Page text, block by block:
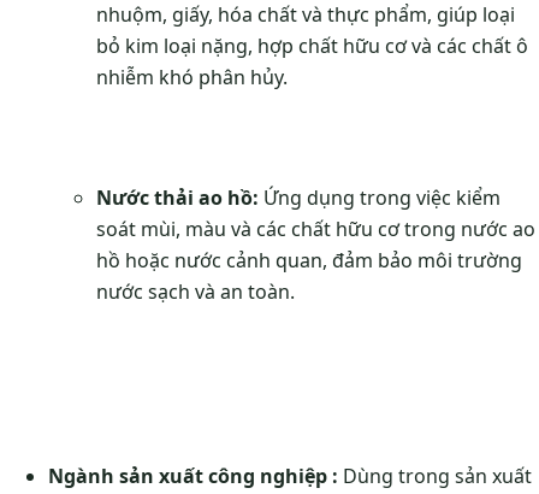
nhuộm, giấy, hóa chất và thực phẩm, giúp loại
bỏ kim loại nặng, hợp chất hữu cơ và các chất ô
nhiễm khó phân hủy.
Nước thải ao hồ: Ứng dụng trong việc kiểm
soát mùi, màu và các chất hữu cơ trong nước ao
hồ hoặc nước cảnh quan, đảm bảo môi trường
nước sạch và an toàn.
Ngành sản xuất công nghiệp : Dùng trong sản xuất